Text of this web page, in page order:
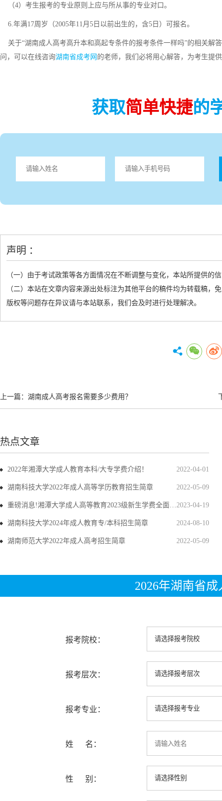
（4）考生报考的专业原则上应与所从事的专业对口。
6.年满17周岁（2005年11月5日以前出生的，含5日）可报名。
关于“湖南成人高考高升本和高起专条件的报考条件一样吗”的相关解
问，可以在线咨询湖南省成考网 的老师，我们必将用心解答，为考生提
获取简单快捷的
声明 ：
（一）由于考试政策等各方面情况在不断调整与变化，本站所提供的
（二）本站在文章内容来源出处标注为其他平台的稿件均为转载稿
版权等问题存在异议请与本站联系，我们会及时进行处理解决。
上一篇： 湖南成人高考报名需要多少费用？
热点文章
2022-04-01
2022年湘潭大学成人教育本科/大专学费介绍！
2022-05-09
湖南科技大学2022年成人高等学历教育招生简章
2023-04-19
重磅消息!湘潭大学成人高等教育2023级新生学费全面上调
2024-08-10
湖南科技大学2024年成人教育专/本科招生简章
2022-05-09
湖南师范大学2022年成人高考招生简章
2026年湖南省
报考院校：
报考层次：
报考专业：
姓 名：
性 别：